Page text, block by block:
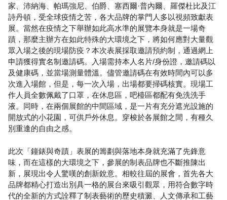
家、沛納海、帕瑪強尼、伯爵、塞西爾·普內爾、羅傑杜比及江
詩丹頓，受全球疫情之苦，各大品牌的掌門人多以視頻致獻表
展。當然在疫情之下舉辦如此高水準的展覽本身就是一場奇
蹟，那麼主辦方在如此特殊的大環境之下，將如何應對大量觀
眾入場之後的現場防疫？本次表展採取邀請預約制，通過網上
申請獲得實名制邀請碼。入場需持本人名片/身份證，邀請碼以
及健康碼，並當場測量體溫。儘管邀請碼在有效時間內可以多
次進入場館，但是，每一次入場，出場都要掃碼核實。現場工
作人員全數佩戴了口罩，在休息區，吧檯區都配有免洗洗手
液。同時，在兩個展館的中間區域，是一片有充分遮光設施的
開放式的小花園，可供戶外休息。穿梭於各展館之間，有種久
別重逢的自由之感。
此次「鐘錶與奇蹟」表展的籌劃與落地本身就充滿了先鋒意
味，而在這樣的大環境之下，參展的制表品牌也不斷推陳出
新，展現出令人驚嘆的創新銳意。相較往屆的展會，首先各大
品牌都精心打造出別具一格的展台來吸引觀眾，用符合數字時
代的全新的方式詮釋了制表藝術的歷史積澱、人文傳承和工藝